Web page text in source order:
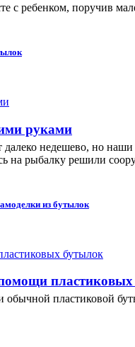
с ребенком, поручив
руками
недешево, но
на рыбалку решили
из бутылок
пластиковой